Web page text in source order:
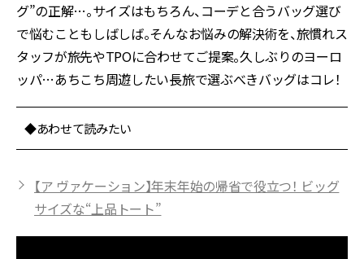
グ”の正解…。サイズはもちろん、コーデと合うバッグ選び
で悩むこともしばしば。そんなお悩みの解決術を、旅慣れス
タッフが旅先やTPOに合わせてご提案。久しぶりのヨーロ
ッパ…あちこち周遊したい長旅で選ぶべきバッグはコレ！
◆あわせて読みたい
【ア ヴァケーション】年末年始の帰省で役立つ！ ビッグ
サイズな“上品トート”